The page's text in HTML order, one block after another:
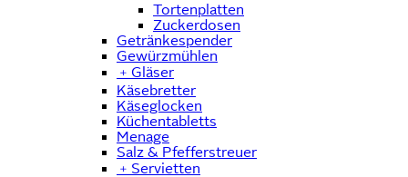
Tortenplatten
Zuckerdosen
Getränkespender
Gewürzmühlen
﹢ Gläser
Käsebretter
Käseglocken
Küchentabletts
Menage
Salz & Pfefferstreuer
﹢ Servietten